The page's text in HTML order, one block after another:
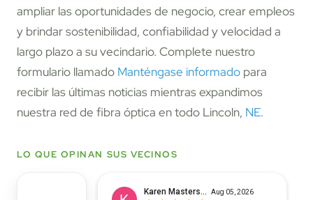
ampliar las oportunidades de negocio, crear empleos
y brindar sostenibilidad, confiabilidad y velocidad a
largo plazo a su vecindario. Complete nuestro
formulario llamado Manténgase informado para
recibir las últimas noticias mientras expandimos
nuestra red de fibra óptica en todo Lincoln, NE.
LO QUE OPINAN SUS VECINOS